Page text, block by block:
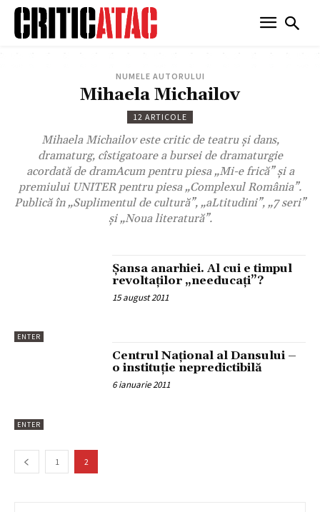
NUMELE AUTORULUI
Mihaela Michailov
12 ARTICOLE
Mihaela Michailov este critic de teatru şi dans,
dramaturg, cîstigatoare a bursei de dramaturgie
acordată de dramAcum pentru piesa „Mi-e frică” şi a
premiului UNITER pentru piesa „Complexul România”.
Publică în „Suplimentul de cultură”, „aLtitudini”, „7 seri”
şi „Noua literatură”.
ENTER
Şansa anarhiei. Al cui e timpul
revoltaţilor „needucaţi”?
15 august 2011
ENTER
Centrul Naţional al Dansului –
o instituţie nepredictibilă
6 ianuarie 2011
1 2